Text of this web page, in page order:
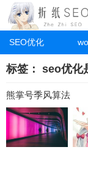
SEO优化
标签： seo优化
熊掌号季风算法